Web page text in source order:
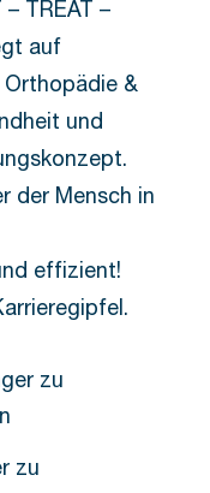
TREAT –
auf
Orthopädie &
und
der Mensch in
effizient!
zu
zu